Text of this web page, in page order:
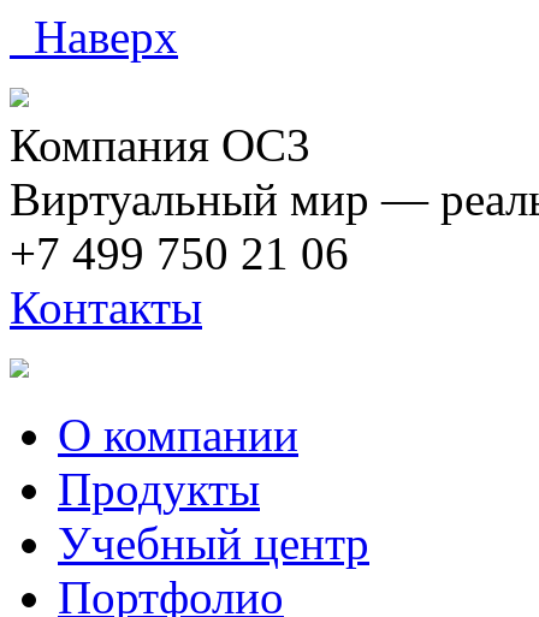
Наверх
Компания ОС3
Виртуальный мир —
+7 499 750 21 06
Контакты
О компании
Продукты
Учебный центр
Портфолио